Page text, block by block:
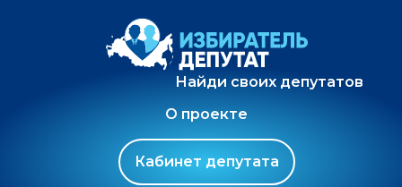
Найди своих депутатов
О проекте
Кабинет депутата